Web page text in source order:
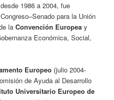
1986 a 2004, fue
para la Unión
laConvención Europea y
Económica, Social,
Europeo (julio 2004-
de Ayuda al Desarrollo
Universitario Europeo de